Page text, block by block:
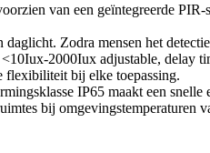
van een geïntegreerde
Zodra mensen het
2000Iux adjustable, delay
bij elke toepassing.
IP65 maakt een
bij omgevingstemperaturen